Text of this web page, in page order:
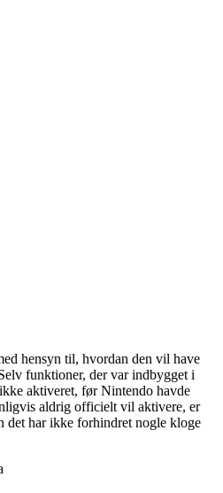
hensyn til, hvordan den vil have
funktioner, der var indbygget i
aktiveret, før Nintendo havde
aldrig officielt vil aktivere, er
det har ikke forhindret nogle kloge